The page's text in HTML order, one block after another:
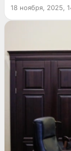
18 ноября, 2025,